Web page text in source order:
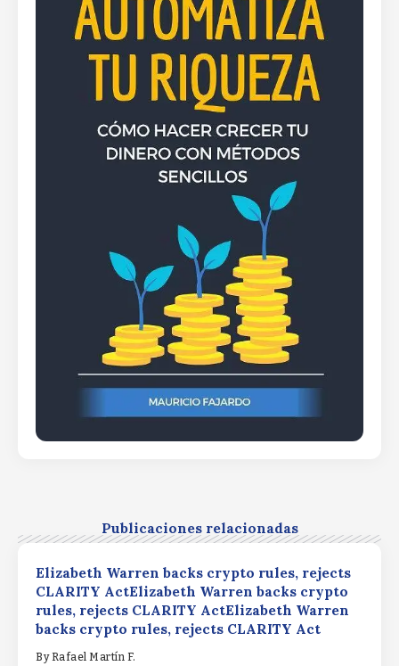
Publicaciones relacionadas
Elizabeth Warren backs crypto rules, rejects
CLARITY ActElizabeth Warren backs crypto
rules, rejects CLARITY ActElizabeth Warren
backs crypto rules, rejects CLARITY Act
By Rafael Martín F.